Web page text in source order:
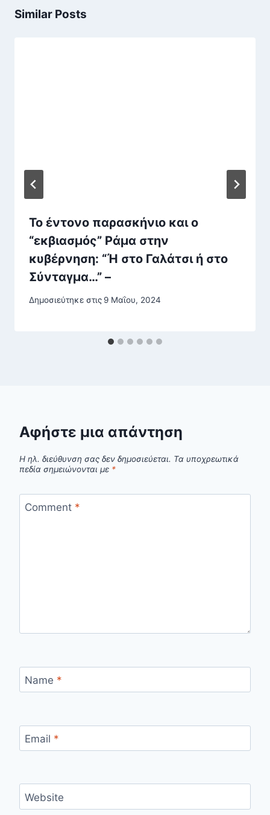
Similar Posts
Το έντονο παρασκήνιο και ο
“εκβιασμός” Ράμα στην
κυβέρνηση: “Ή στο Γαλάτσι ή στο
Σύνταγμα…” –
Δημοσιεύτηκε στις 9 Μαΐου, 2024
Αφήστε μια απάντηση
Η ηλ. διεύθυνση σας δεν δημοσιεύεται. Τα υποχρεωτικά
πεδία σημειώνονται με *
Comment *
Name *
Email *
Website